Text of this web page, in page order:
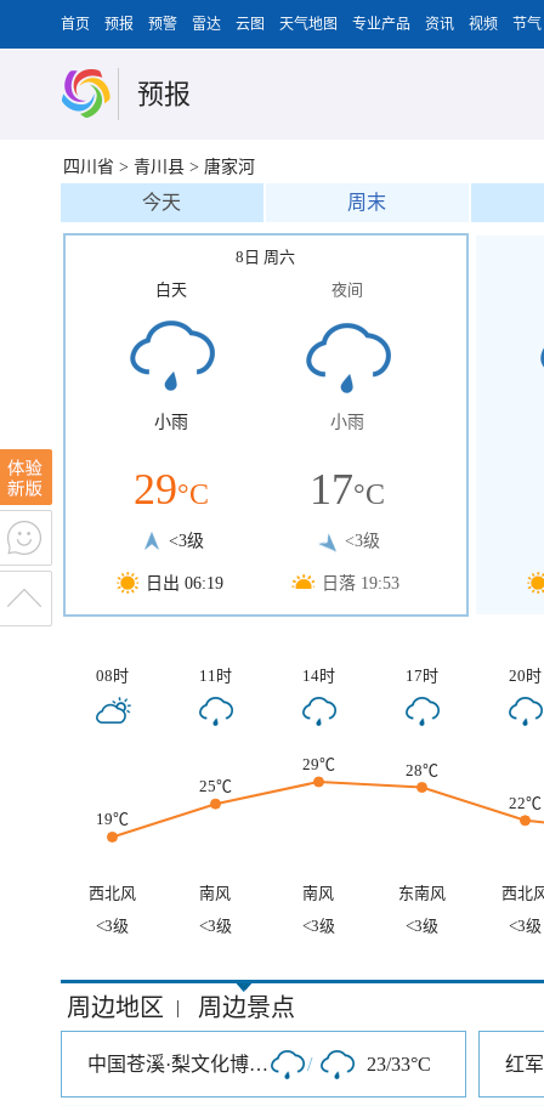
首页 预报 预警 雷达 云图 天气地图 专业产品 资讯 视频 节气
预报
四川省 > 青川县 > 唐家河
今天 周末
8日 周六
白天
小雨
29°C
<3级
日出 06:19
夜间
小雨
17°C
<3级
日落 19:53
08时 11时 14时 17时 20时
19℃
25℃
29℃
28℃
22℃
西北风 南风 南风 东南风
西北
<3级
<3级 <3级 <3级 <3级
周边地区 | 周边景点
中国苍溪·梨文化博览园 / 23/33°C 红